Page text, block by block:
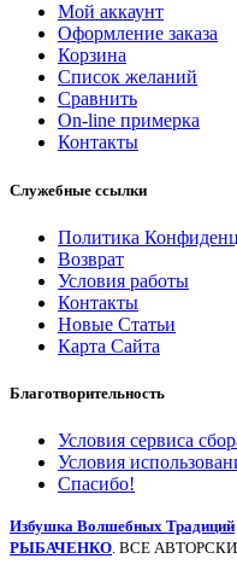
Мой аккаунт
Оформление заказа
Корзина
Список желаний
Сравнить
On-line примерка
Контакты
Служебные ссылки
Политика
Возврат
Условия работы
Контакты
Новые Статьи
Карта Сайта
Благотворительность
Условия сервиса
Условия
Спасибо!
Избушка Волшебных Традиций
РЫБАЧЕНКО. ВСЕ